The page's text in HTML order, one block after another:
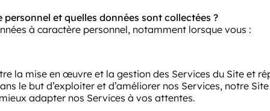
et quelles données sont collectées ?
à caractère personnel, notamment lorsque vous :
la mise en œuvre et la gestion des Services du Site et
le but d’exploiter et d’améliorer nos Services, notre
adapter nos Services à vos attentes.